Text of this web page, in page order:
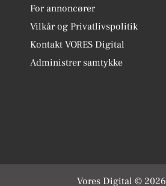
For annoncører
Vilkår og Privatlivspolitik
Kontakt VORES Digital
Administrer samtykke
Vores Digital © 2026